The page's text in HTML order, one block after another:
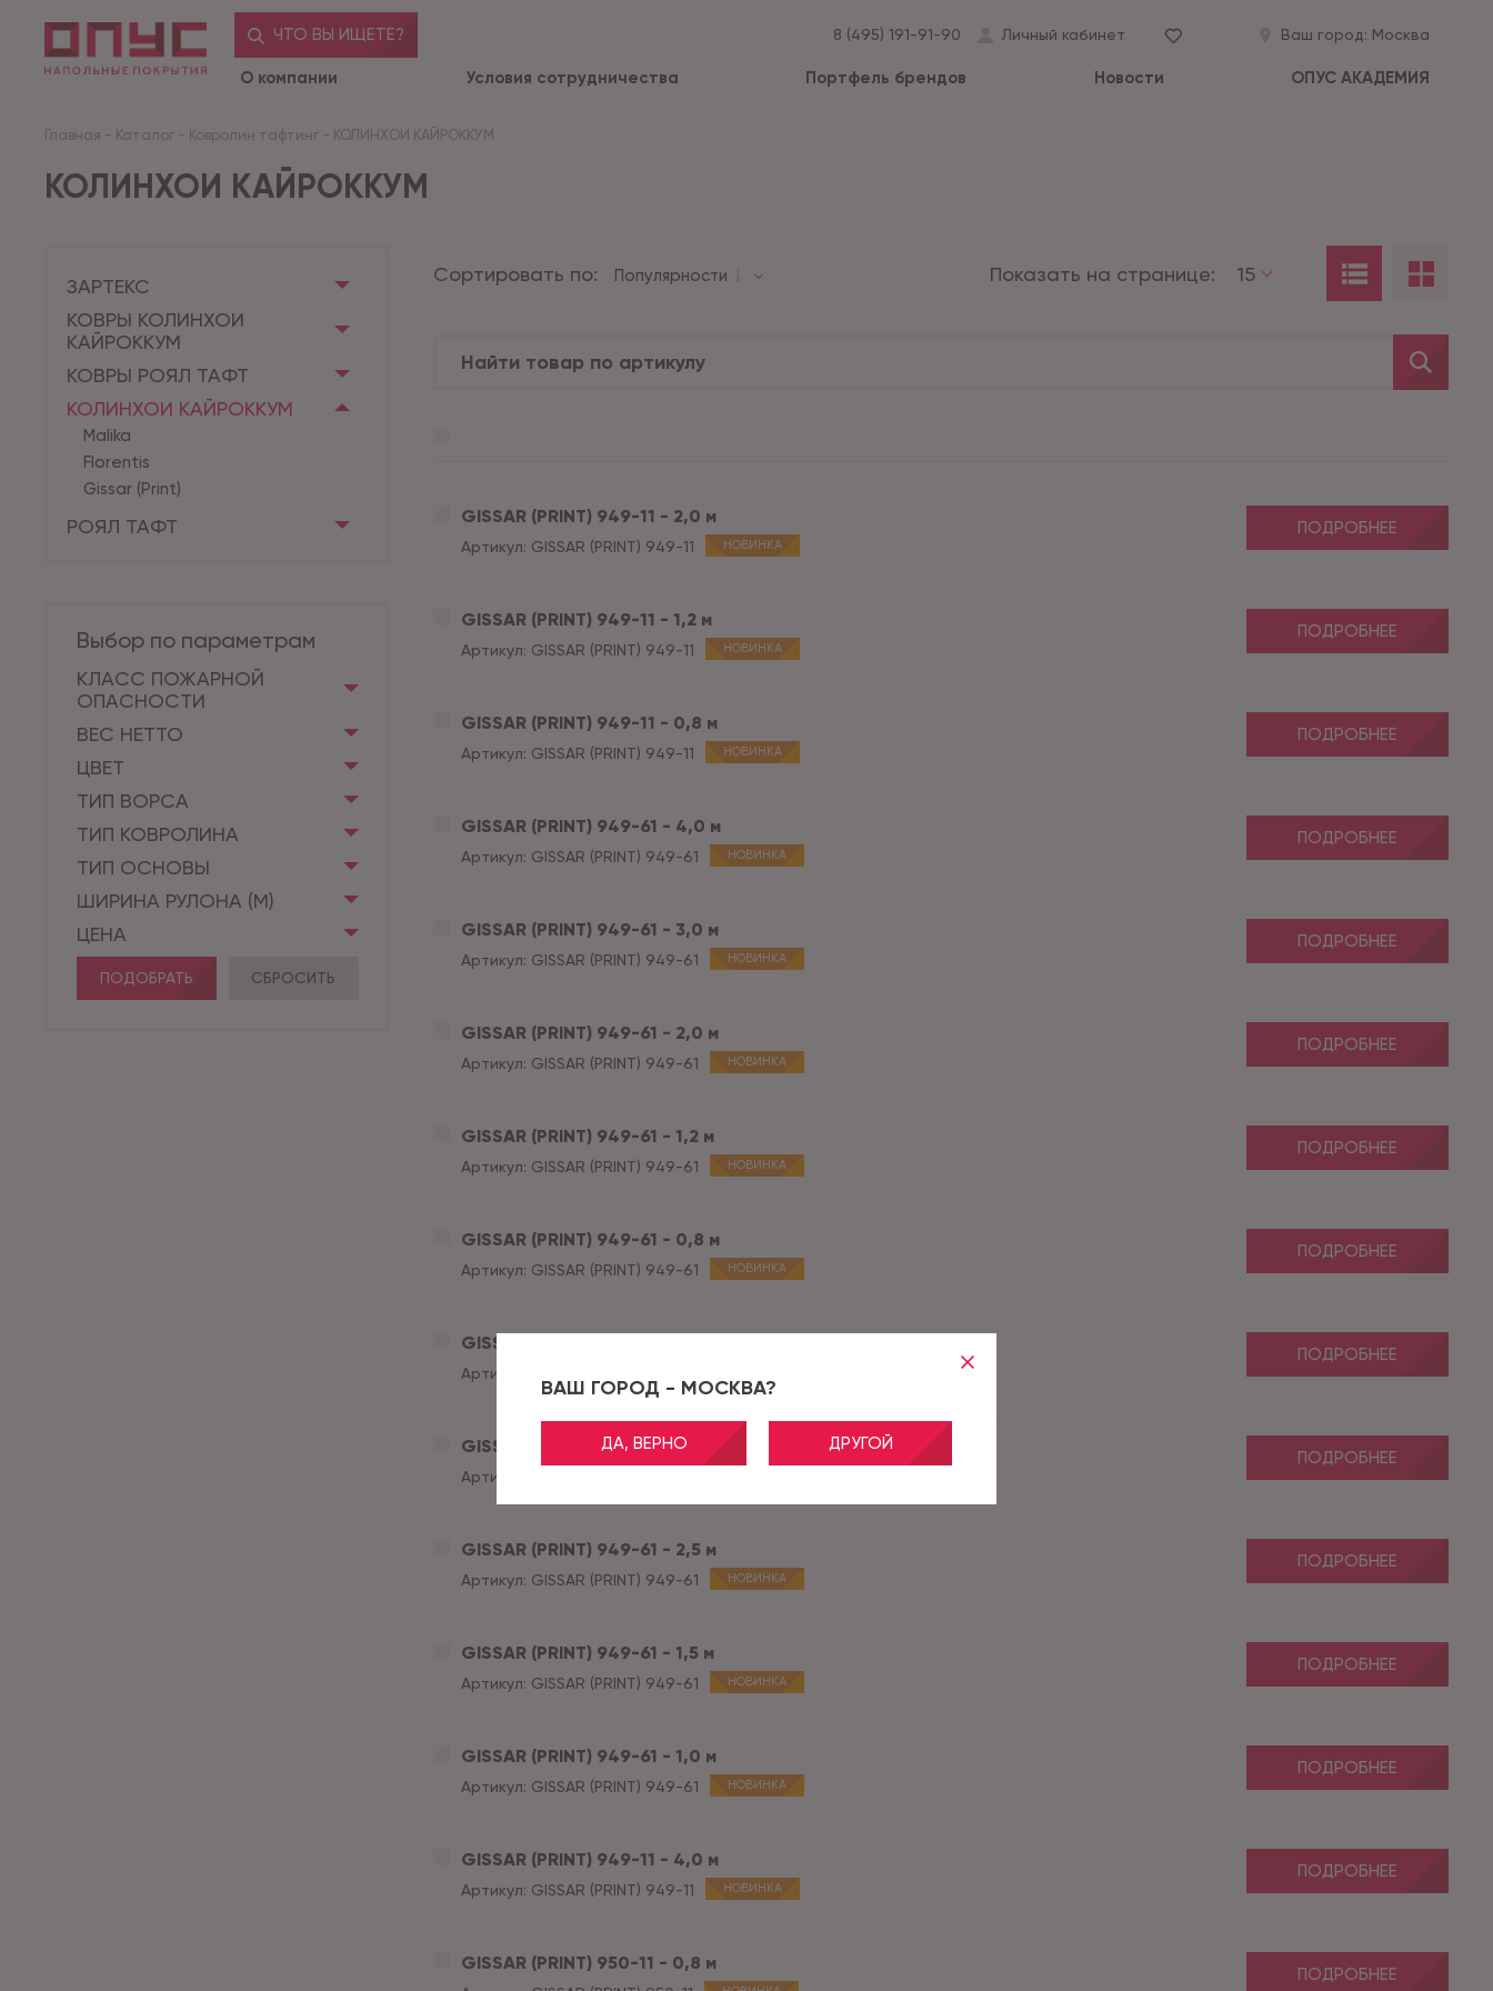
ВАШ ГОРОД - МОСКВА?
ДА, ВЕРНО ДРУГОЙ
ЧТО ВЫ ИЩЕТЕ? 8 (495) 191-91-90 Личный кабинет Ваш город: Москва
О компании Условия сотрудничества Портфель брендов Новости ОПУС АКАДЕМИЯ
Главная - Каталог - Ковролин тафтинг - КОЛИНХОИ КАЙРОККУМ
КОЛИНХОИ КАЙРОККУМ
ЗАРТЕКС
КОВРЫ КОЛИНХОИ
КАЙРОККУМ
КОВРЫ РОЯЛ ТАФТ
КОЛИНХОИ КАЙРОККУМ
Malika
Florentis
Gissar (Print)
РОЯЛ ТАФТ
Выбор по параметрам
КЛАСС ПОЖАРНОЙ
ОПАСНОСТИ
ВЕС НЕТТО
ЦВЕТ
ТИП ВОРСА
ТИП КОВРОЛИНА
ТИП ОСНОВЫ
ШИРИНА РУЛОНА (М)
ЦЕНА
ПОДОБРАТЬ СБРОСИТЬ
Сортировать по: Популярности Показать на странице: 15
GISSAR (PRINT) 949-11 - 2,0 м
Артикул: GISSAR (PRINT) 949-11 НОВИНКА
ПОДРОБНЕЕ
GISSAR (PRINT) 949-11 - 1,2 м
Артикул: GISSAR (PRINT) 949-11 НОВИНКА
ПОДРОБНЕЕ
GISSAR (PRINT) 949-11 - 0,8 м
Артикул: GISSAR (PRINT) 949-11 НОВИНКА
ПОДРОБНЕЕ
GISSAR (PRINT) 949-61 - 4,0 м
Артикул: GISSAR (PRINT) 949-61 НОВИНКА
ПОДРОБНЕЕ
GISSAR (PRINT) 949-61 - 3,0 м
Артикул: GISSAR (PRINT) 949-61 НОВИНКА
ПОДРОБНЕЕ
GISSAR (PRINT) 949-61 - 2,0 м
Артикул: GISSAR (PRINT) 949-61 НОВИНКА
ПОДРОБНЕЕ
GISSAR (PRINT) 949-61 - 1,2 м
Артикул: GISSAR (PRINT) 949-61 НОВИНКА
ПОДРОБНЕЕ
GISSAR (PRINT) 949-61 - 0,8 м
Артикул: GISSAR (PRINT) 949-61 НОВИНКА
ПОДРОБНЕЕ
GISSAR (PRINT) 950-11 - 4,0 м
Артикул:
ПОДРОБНЕЕ
GISSAR (PRINT) 950-11 - 1,2 м
Артикул:
ПОДРОБНЕЕ
GISSAR (PRINT) 949-61 - 2,5 м
Артикул: GISSAR (PRINT) 949-61 НОВИНКА
ПОДРОБНЕЕ
GISSAR (PRINT) 949-61 - 1,5 м
Артикул: GISSAR (PRINT) 949-61 НОВИНКА
ПОДРОБНЕЕ
GISSAR (PRINT) 949-61 - 1,0 м
Артикул: GISSAR (PRINT) 949-61 НОВИНКА
ПОДРОБНЕЕ
GISSAR (PRINT) 949-11 - 4,0 м
Артикул: GISSAR (PRINT) 949-11 НОВИНКА
ПОДРОБНЕЕ
GISSAR (PRINT) 950-11 - 0,8 м
ПОДРОБНЕЕ